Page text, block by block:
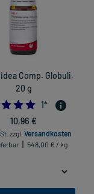
Comp. Globuli,
20 g
5.0
1*
10,96 €
zzgl. Versandkosten
548,00 € / kg